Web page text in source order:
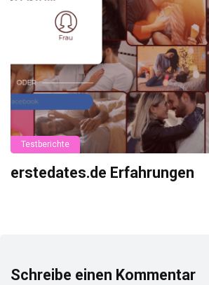
Testberichte
erstedates.de Erfahrungen
Schreibe einen Kommentar